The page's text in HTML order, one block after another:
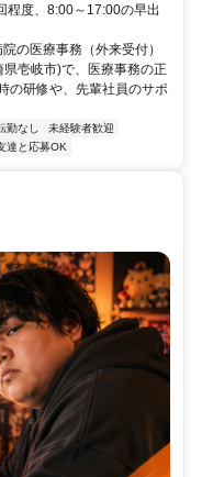
程度、8:00～17:00の早出
の医療事務（外来受付）
壱岐市)で、医療事務の正
研修や、先輩社員のサポ
勤なし
未経験者歓迎
達と応募OK